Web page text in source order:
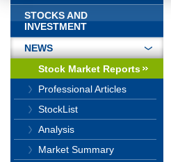
STOCKS AND
INVESTMENT
NEWS
Stock Market Reports
Professional Articles
StockList
Analysis
Market Summary